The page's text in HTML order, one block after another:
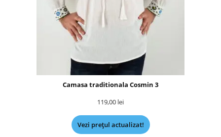
Camasa traditionala Cosmin 3
119,00 lei
Vezi prețul actualizat!